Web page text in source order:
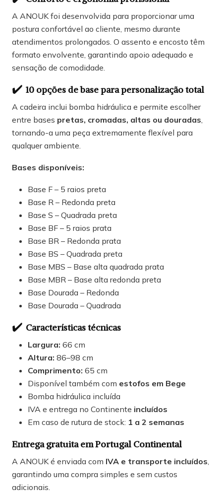
A ANOUK foi desenvolvida para proporcionar uma
postura confortável ao cliente, mesmo durante
atendimentos prolongados. O assento e encosto têm
formato envolvente, garantindo apoio adequado e
sensação de comodidade.
✔️ 10 opções de base para personalização total
A cadeira inclui bomba hidráulica e permite escolher
entre bases pretas, cromadas, altas ou douradas,
tornando-a uma peça extremamente flexível para
qualquer ambiente.
Bases disponíveis:
Base F – 5 raios preta
Base R – Redonda preta
Base S – Quadrada preta
Base BF – 5 raios prata
Base BR – Redonda prata
Base BS – Quadrada preta
Base MBS – Base alta quadrada prata
Base MBR – Base alta redonda preta
Base Dourada – Redonda
Base Dourada – Quadrada
✔️ Características técnicas
Largura: 66 cm
Altura: 86–98 cm
Comprimento: 65 cm
Disponível também com estofos em Bege
Bomba hidráulica incluída
IVA e entrega no Continente incluídos
Em caso de rutura de stock: 1 a 2 semanas
Entrega gratuita em Portugal Continental
A ANOUK é enviada com IVA e transporte incluídos,
garantindo uma compra simples e sem custos
adicionais.